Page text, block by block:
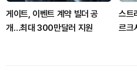
게이트, 이벤트 계약 빌더 공
개…최대 300만달러 지원
스트
르크